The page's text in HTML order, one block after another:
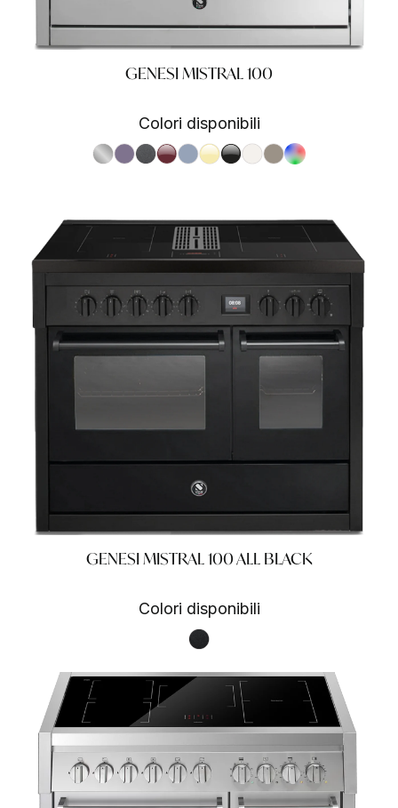
GENESI MISTRAL 100
Colori disponibili
S.Steel SS
Ametista AA
Antracite AN
Bordeaux BR
Celeste CE
Crema CR
Nero BA
Nuvola NA
Sabbia SA
RAL
GENESI MISTRAL 100 ALL BLACK
Colori disponibili
Nero fumo NF